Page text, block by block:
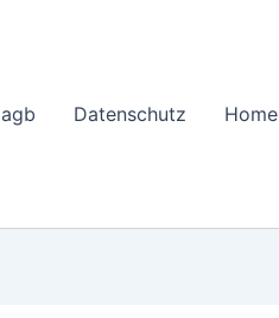
agb Datenschutz Home